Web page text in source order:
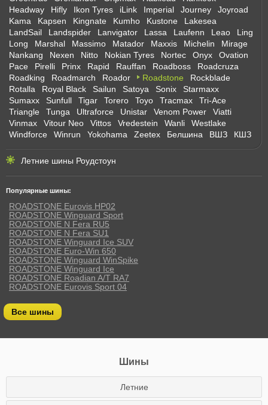
Headway
Hifly Ikon Tyres iLink Imperial Journey
Joyroad
Kama
Kapsen Kingnate Kumho Kustone
Lakesea
LandSail
Landspider Lanvigator Lassa Laufenn Leao
Ling
Long
Marshal Massimo Matador Maxxis Michelin
Mirage
Nankang
Nexen Nitto Nokian Tyres Nortec Onyx
Ovation
Pace
Pirelli Prinx Rapid Rauffan Roadboss
Roadcruza
Roadking
Roadmarch Roador Roadstone
Rockblade
Rotalla
Royal Black Sailun Satoya Sonix
Starmaxx
Sumaxx
Sunfull Tigar Torero Toyo Tracmax
Tri-Ace
Triangle
Tunga Ultraforce Unistar Venom Power
Viatti
Vinmax
Vitour Neo Vittos Vredestein Wanli
Westlake
Windforce
Winrun Yokohama Zeetex Белшина ВШЗ КШЗ
Летние шины Роудстоун
Популярные шины:
ROADSTONE Eurovis HP02
ROADSTONE Winguard Sport
ROADSTONE N Fera RU5
ROADSTONE N Fera SU1
ROADSTONE Winguard Ice SUV
ROADSTONE Euro-Win 650
ROADSTONE Winguard WinSpike
ROADSTONE Winguard Ice
ROADSTONE Roadian A/T RA7
ROADSTONE Eurovis Sport 04
Все шины
Шины
Летние